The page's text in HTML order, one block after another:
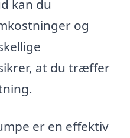
kan du
og
at du træffer
er en effektiv